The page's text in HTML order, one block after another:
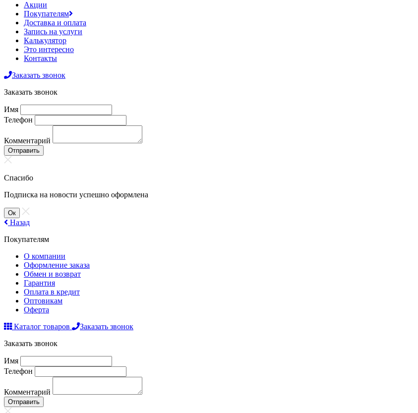
Акции
Покупателям
Доставка и оплата
Запись на услуги
Калькулятор
Это интересно
Контакты
Заказать звонок
Заказать звонок
Имя
Телефон
Комментарий
Отправить
Спасибо
Подписка на новости успешно оформлена
Ок
Назад
Покупателям
О компании
Оформление заказа
Обмен и возврат
Гарантия
Оплата в кредит
Оптовикам
Оферта
Каталог товаров
Заказать звонок
Заказать звонок
Имя
Телефон
Комментарий
Отправить